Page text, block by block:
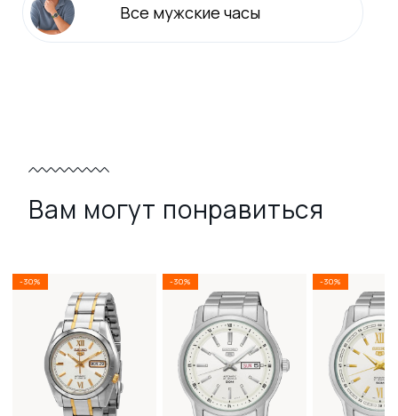
Все мужские часы
Вам могут понравиться
-30% -30% -30%